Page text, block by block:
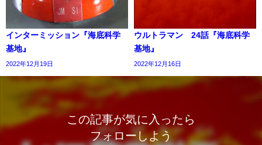
インターミッション『海底科学
基地』
2022年12月19日
ウルトラマン 24話『海底科学
基地』
2022年12月16日
この記事が気に入ったら
フォローしよう